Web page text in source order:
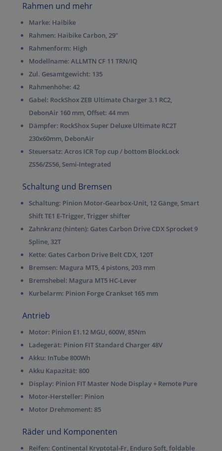
Rahmen und mehr
Marke: Haibike
Rahmen: Haibike Carbon, 29″
Rahmenform: High
Modellname: ALLMTN CF 11 TRN/IQ
Zul. Gesamtgewicht: 135
Rahmenhöhe: 42
Gabel: RockShox ZEB Ultimate Charger 3.1 RC2,
DebonAir 160 mm, Offset: 44 mm
Dämpfer: RockShox Super Deluxe Ultimate RC2T
230x60mm, DebonAir
Steuersatz: Acros ICR Top cup / bottom BlockLock
ZS56/ZS56, Semi-Integrated
Schaltung und Bremsen
Schaltung: Pinion Motor-Gearbox-Unit, 12 Gänge, Smart
Shift TE1 E-Trigger, Trigger shifter
Zahnkranz (hinten): Gates Carbon Drive CDX Sprocket 9
Spline, 32T
Kette: Gates Carbon Drive Belt CDX, 120T
Bremsen: Magura MT5, 4 pistons, 203 mm
Bremshebel: Magura MT5 HC-Lever
Kurbelarm: Pinion Forge Crankset 165 mm
Antrieb
Motor: Pinion E1.12 MGU, 600W, 85Nm
Ladegerät: Pinion FIT Standard Charger 48V
Akku: InTube 800Wh
Akku Kapazität: 800
Display: Pinion FIT Master Node Display + Remote Pure
Motor-Hersteller: Pinion
Motor Drehmoment: 85
Räder und Komponenten
Reifen: Continental Kryptotal-Fr, Enduro Soft, foldable